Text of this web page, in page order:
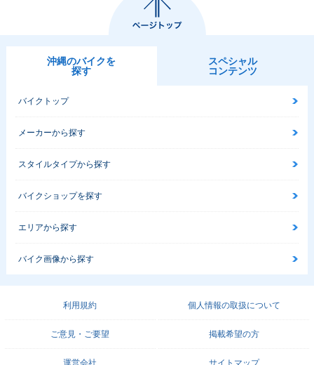
沖縄のバイクを
探す
スペシャル
コンテンツ
バイクトップ
メーカーから探す
スタイルタイプから探す
バイクショップを探す
エリアから探す
バイク画像から探す
利用規約 個人情報の取扱について
ご意見・ご要望 掲載希望の方